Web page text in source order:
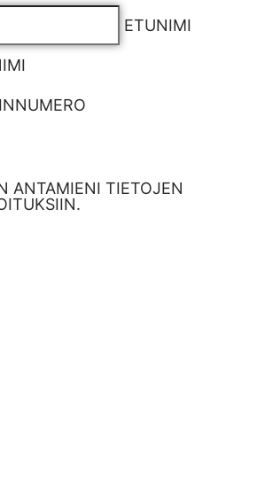
ETUNIMI
ANTAMIENI TIETOJEN